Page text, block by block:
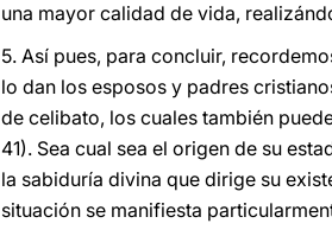
una mayor calidad de vida,
5. Así pues, para concluir,
lo dan los esposos y padres
de celibato, los cuales también
41). Sea cual sea el origen de su
la sabiduría divina que dirige su
situación se manifiesta